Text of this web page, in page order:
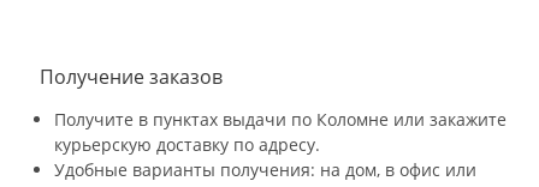
Получение заказов
Получите в пунктах выдачи по Коломне или закажите
курьерскую доставку по адресу.
Удобные варианты получения: на дом, в офис или